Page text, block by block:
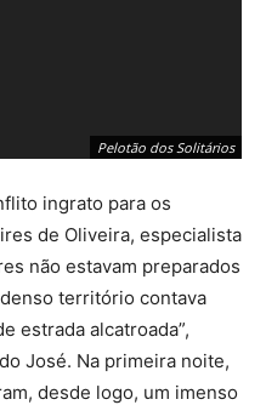
Pelotão dos Solitários
ingrato para os
de Oliveira, especialista
não estavam preparados
território contava
estrada alcatroada”,
José. Na primeira noite,
desde logo, um imenso